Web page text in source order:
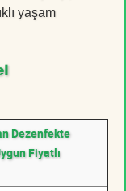
yaşam
Dezenfekte
Fiyatlı